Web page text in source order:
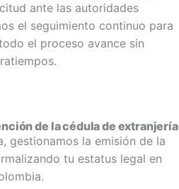
ante las autoridades
el seguimiento continuo para
el proceso avance sin
de la cédula de extranjería
gestionamos la emisión de la
tu estatus legal en